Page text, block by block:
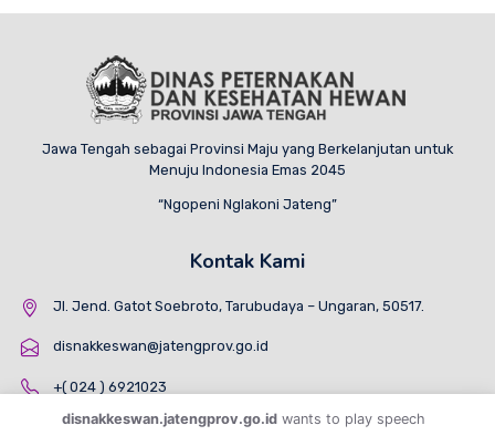
Jawa Tengah sebagai Provinsi Maju yang Berkelanjutan untuk
Menuju Indonesia Emas 2045
“Ngopeni Nglakoni Jateng”
Kontak Kami
Jl. Jend. Gatot Soebroto, Tarubudaya – Ungaran, 50517.
disnakkeswan@jatengprov.go.id
+( 024 ) 6921023
disnakkeswan.jatengprov.go.id wants to play speech